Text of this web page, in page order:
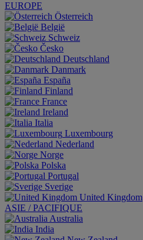
EUROPE
Österreich
België
Schweiz
Česko
Deutschland
Danmark
España
Finland
France
Ireland
Italia
Luxembourg
Nederland
Norge
Polska
Portugal
Sverige
United Kingdom
ASIE / PACIFIQUE
Australia
India